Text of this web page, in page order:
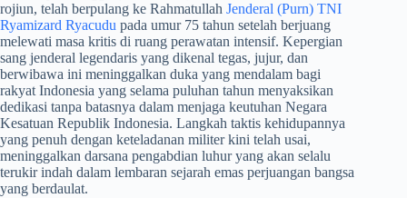
rojiun, telah berpulang ke Rahmatullah Jenderal (Purn) TNI
Ryamizard Ryacudu pada umur 75 tahun setelah berjuang
melewati masa kritis di ruang perawatan intensif. Kepergian
sang jenderal legendaris yang dikenal tegas, jujur, dan
berwibawa ini meninggalkan duka yang mendalam bagi
rakyat Indonesia yang selama puluhan tahun menyaksikan
dedikasi tanpa batasnya dalam menjaga keutuhan Negara
Kesatuan Republik Indonesia. Langkah taktis kehidupannya
yang penuh dengan keteladanan militer kini telah usai,
meninggalkan darsana pengabdian luhur yang akan selalu
terukir indah dalam lembaran sejarah emas perjuangan bangsa
yang berdaulat.